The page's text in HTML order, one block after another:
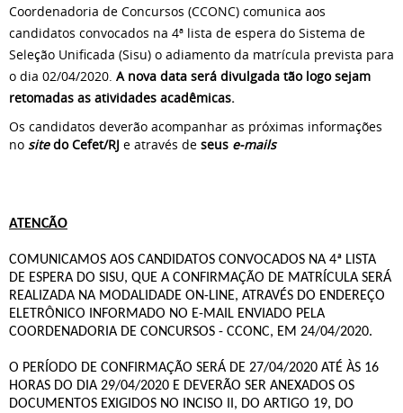
Coordenadoria de Concursos (CCONC) comunica aos
candidatos convocados na 4ª lista de espera do Sistema de
Seleção Unificada (Sisu) o adiamento da matrícula prevista para
o dia 02/04/2020. A nova data será divulgada tão logo sejam
retomadas as atividades acadêmicas.
Os candidatos deverão acompanhar as próximas informações
no sitedo Cefet/RJ e através de seus e-mails
ATENCÃO
COMUNICAMOS AOS CANDIDATOS CONVOCADOS NA 4ª LISTA
DE ESPERA DO SISU, QUE A CONFIRMAÇÃO DE MATRÍCULA SERÁ
REALIZADA NA MODALIDADE ON-LINE, ATRAVÉS DO ENDEREÇO
ELETRÔNICO INFORMADO NO E-MAIL ENVIADO PELA
COORDENADORIA DE CONCURSOS - CCONC, EM 24/04/2020.
O PERÍODO DE CONFIRMAÇÃO SERÁ DE 27/04/2020 ATÉ ÀS 16
HORAS DO DIA 29/04/2020 E DEVERÃO SER ANEXADOS OS
DOCUMENTOS EXIGIDOS NO INCISO II, DO ARTIGO 19, DO